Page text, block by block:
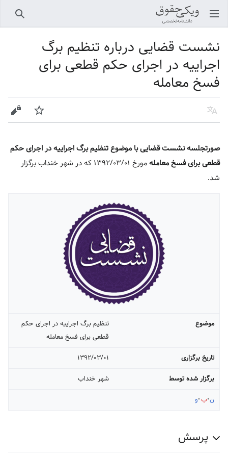
باز کردن منو اصلی جستجو
نشست قضایی درباره تنظیم برگ
اجراییه در اجرای حکم قطعی برای
فسخ معامله
زبان پیگیری ویرایش
صورتجلسه نشست قضایی با موضوع تنظیم برگ اجراییه در اجرای حکم
قطعی برای فسخ معامله
مورخ ۱۳۹۲/۰۳/۰۱ که در شهر خنداب برگزار
شد.
موضوع
تنظیم برگ اجراییه در اجرای حکم
قطعی برای فسخ معامله
تاریخ برگزاری
۱۳۹۲/۰۳/۰۱
برگزار شده توسط
شهر خنداب
ن ب و
پرسش